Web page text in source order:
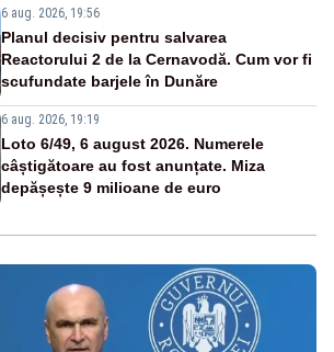
6 aug. 2026, 19:56
Planul decisiv pentru salvarea
Reactorului 2 de la Cernavodă. Cum vor fi
scufundate barjele în Dunăre
6 aug. 2026, 19:19
Loto 6/49, 6 august 2026. Numerele
câștigătoare au fost anunțate. Miza
depășește 9 milioane de euro